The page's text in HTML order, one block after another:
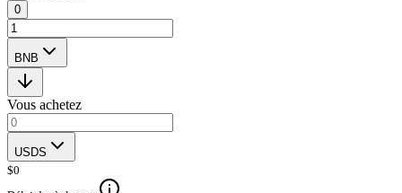
0
BNB
Vous achetez
USDS
$0